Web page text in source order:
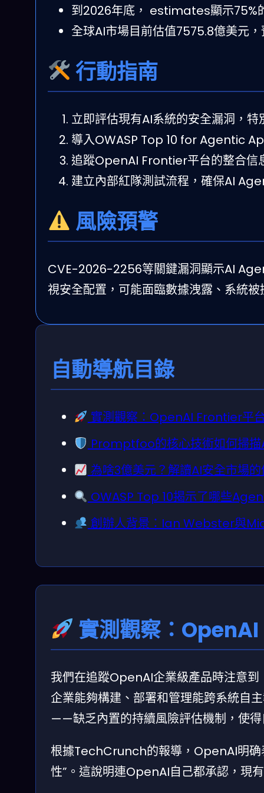
到2026年底， estimates顯示75%
全球AI市場目前估值7575.8億美元
行動指南
立即評估現有AI系統的安全漏洞，
導入OWASP Top 10 for Agentic
追蹤OpenAI Frontier平台的整合
建立內部紅隊測試流程，確保AI
風險預警
CVE-2026-2256等關鍵漏洞顯示AI
視安全配置，可能面臨數據洩露、系統
自動導航目錄
實測觀察：OpenAI Frontier平
Promptfoo的核心技術如何掃描
為啥3億美元？解讀AI安全市場
OWASP Top 10揭示了哪些
創辦人背景：Ian Webster與
實測觀察：
我們在追蹤OpenAI企業級產品時注意
企業能夠構建、部署和管理能跨系統自
——缺乏內置的持續風險評估機制，使
根據TechCrunch的報導，OpenAI明确
性”。這說明連OpenAI自己都承認，現